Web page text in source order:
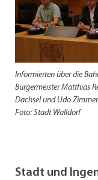
Informierten über die
Bürgermeister Matthias
Dachsel und Udo
Foto: Stadt Walldorf
Stadt und